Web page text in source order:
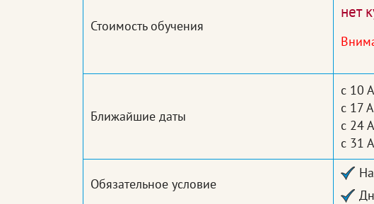
Стоимость обучения
нет
Ближайшие даты
с 10
с 17
с 24
с 31
Обязательное условие